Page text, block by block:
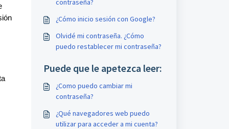
contraseña?
¿Cómo inicio sesión con Google?
Olvidé mi contraseña. ¿Cómo
puedo restablecer mi contraseña?
Puede que le apetezca leer:
¿Como puedo cambiar mi
contraseña?
¿Qué navegadores web puedo
utilizar para acceder a mi cuenta?